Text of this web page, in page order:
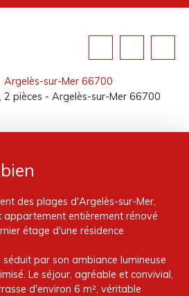
Argelès-sur-Mer 66700
pièces - Argelès-sur-Mer 66700
des plages d'Argelès-sur-Mer,
appartement entièrement rénové
étage d'une résidence
séduit par son ambiance lumineuse
Le séjour, agréable et convivial,
d'environ 6 m², véritable